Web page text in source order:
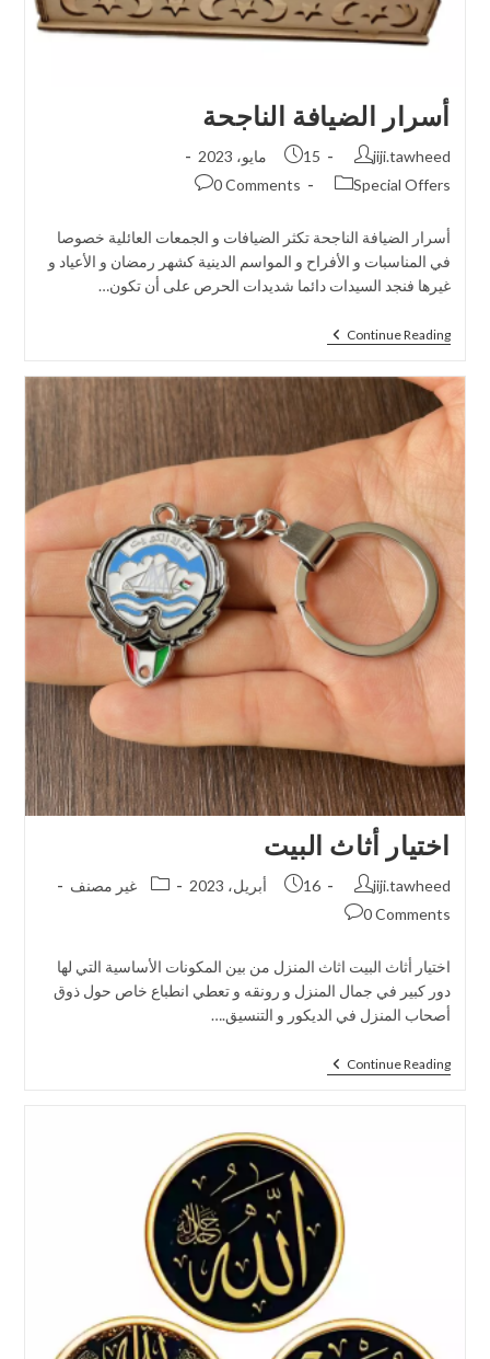
أسرار الضيافة الناجحة
jiji.tawheed
15 مايو، 2023
Special Offers
0 Comments
أسرار الضيافة الناجحة تكثر الضيافات و الجمعات العائلية خصوصا
في المناسبات و الأفراح و المواسم الدينية كشهر رمضان و الأعياد و
غيرها فنجد السيدات دائما شديدات الحرص على أن تكون…
Continue Reading
اختيار أثاث البيت
jiji.tawheed 16 أبريل، 2023
غير مصنف
0 Comments
اختيار أثاث البيت اثاث المنزل من بين المكونات الأساسية التي لها
دور كبير في جمال المنزل و رونقه و تعطي انطباع خاص حول ذوق
أصحاب المنزل في الديكور و التنسيق.…
Continue Reading